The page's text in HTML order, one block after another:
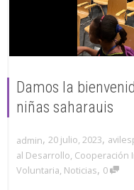
Damos la
niñas saharauis
admin, 20 julio, 2023,
al Desarrollo, Cooperación
Voluntaria, Noticias, 0